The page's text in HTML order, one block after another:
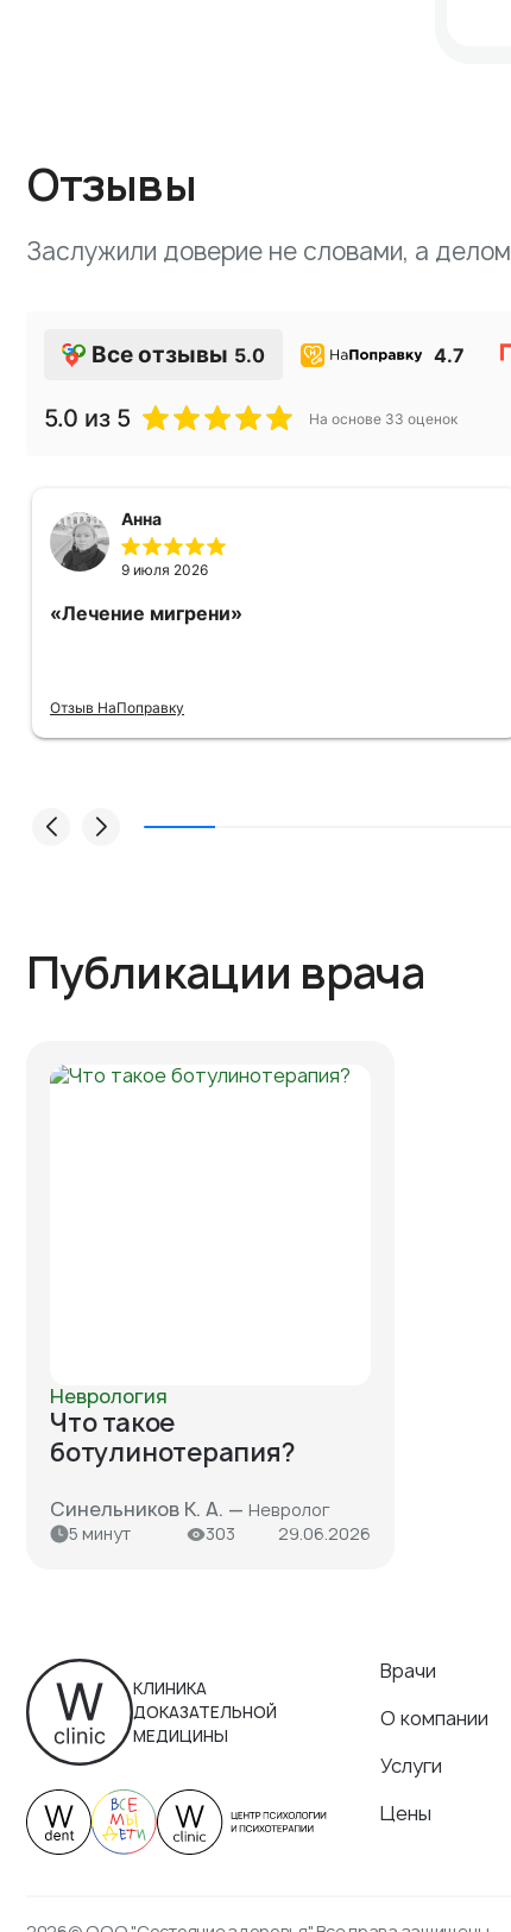
Отзывы
Заслужили доверие не словами, а делом
Все отзывы 5.0 4.7
5.0 из 5 На основе 33 оценок
Анна
9 июля 2026
«Лечение мигрени»
Отзыв НаПоправку
Публикации врача
Неврология
Что такое
ботулинотерапия?
Синельников К. А. — Невролог
5 минут
303 29.06.2026
КЛИНИКА
ДОКАЗАТЕЛЬНОЙ
МЕДИЦИНЫ
Врачи
О компании
Услуги
Цены